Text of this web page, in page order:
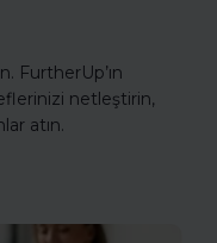
FurtherUp’ın
netleştirin,
atın.